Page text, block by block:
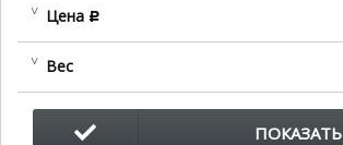
Цена c
Вес
ПОКАЗАТЬ